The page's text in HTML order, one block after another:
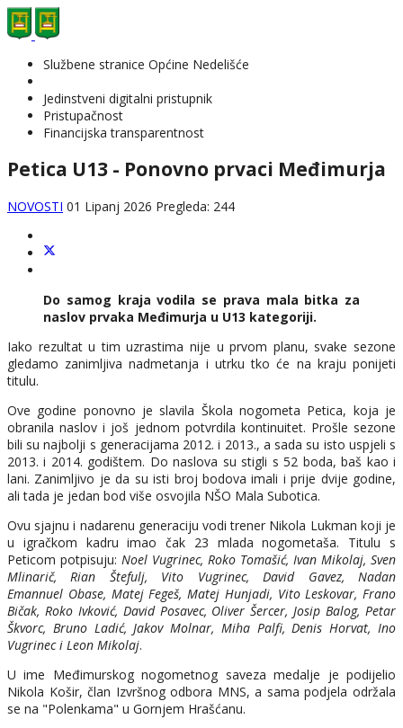
Službene stranice Općine Nedelišće
Jedinstveni digitalni pristupnik
Pristupačnost
Financijska transparentnost
Petica U13 - Ponovno prvaci Međimurja
NOVOSTI 01 Lipanj 2026 Pregleda: 244
Do samog kraja vodila se prava mala bitka za
naslov prvaka Međimurja u U13 kategoriji.
Iako rezultat u tim uzrastima nije u prvom planu, svake sezone
gledamo zanimljiva nadmetanja i utrku tko će na kraju ponijeti
titulu.
Ove godine ponovno je slavila Škola nogometa Petica, koja je
obranila naslov i još jednom potvrdila kontinuitet. Prošle sezone
bili su najbolji s generacijama 2012. i 2013., a sada su isto uspjeli s
2013. i 2014. godištem. Do naslova su stigli s 52 boda, baš kao i
lani. Zanimljivo je da su isti broj bodova imali i prije dvije godine,
ali tada je jedan bod više osvojila NŠO Mala Subotica.
Ovu sjajnu i nadarenu generaciju vodi trener Nikola Lukman koji je
u igračkom kadru imao čak 23 mlada nogometaša. Titulu s
Peticom potpisuju: Noel Vugrinec, Roko Tomašić, Ivan Mikolaj, Sven
Mlinarič, Rian Štefulj, Vito Vugrinec, David Gavez, Nadan
Emannuel Obase, Matej Fegeš, Matej Hunjadi, Vito Leskovar, Frano
Bičak, Roko Ivković, David Posavec, Oliver Šercer, Josip Balog, Petar
Škvorc, Bruno Ladić, Jakov Molnar, Miha Palfi, Denis Horvat, Ino
Vugrinec i Leon Mikolaj.
U ime Međimurskog nogometnog saveza medalje je podijelio
Nikola Košir, član Izvršnog odbora MNS, a sama podjela održala
se na "Polenkama" u Gornjem Hrašćanu.